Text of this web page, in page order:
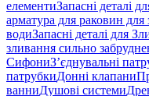
елементиЗапасні деталі
арматура для раковин для
водиЗапасні деталі для
зливання сильно
СифониЗ’єднувальні
патрубкиДонні клапани
ванниДушові системи